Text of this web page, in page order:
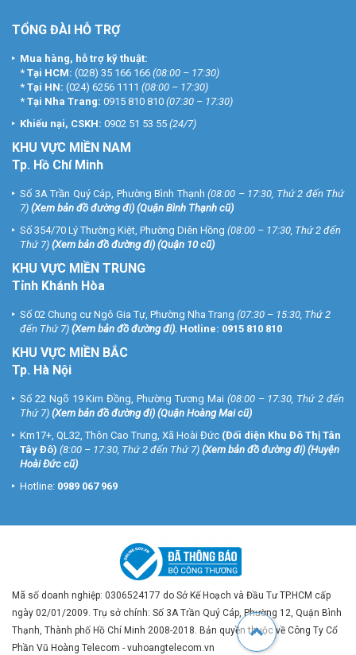
TỔNG ĐÀI HỖ TRỢ
Mua hàng, hỗ trợ kỹ thuật:
* Tại HCM: (028) 35 166 166 (08:00 – 17:30)
* Tại HN: (024) 6256 1111 (08:00 – 17:30)
* Tại Nha Trang: 0915 810 810 (07:30 – 17:30)
Khiếu nại, CSKH: 0902 51 53 55 (24/7)
KHU VỰC MIỀN NAM
Tp. Hồ Chí Minh
Số 3A Trần Quý Cáp, Phường Bình Thạnh (08:00 – 17:30, Thứ 2 đến Thứ
7) (Xem bản đồ đường đi) (Quận Bình Thạnh cũ)
Số 354/70 Lý Thường Kiệt, Phường Diên Hồng (08:00 – 17:30, Thứ 2 đến
Thứ 7) (Xem bản đồ đường đi) (Quận 10 cũ)
KHU VỰC MIỀN TRUNG
Tỉnh Khánh Hòa
Số 02 Chung cư Ngô Gia Tự, Phường Nha Trang (07:30 – 15:30, Thứ 2
đến Thứ 7) (Xem bản đồ đường đi). Hotline: 0915 810 810
KHU VỰC MIỀN BẮC
Tp. Hà Nội
Số 22 Ngõ 19 Kim Đồng, Phường Tương Mai (08:00 – 17:30, Thứ 2 đến
Thứ 7) (Xem bản đồ đường đi) (Quận Hoàng Mai cũ)
Km17+, QL32, Thôn Cao Trung, Xã Hoài Đức (Đối diện Khu Đô Thị Tân
Tây Đô) (8:00 – 17:30, Thứ 2 đến Thứ 7) (Xem bản đồ đường đi) (Huyện
Hoài Đức cũ)
Hotline: 0989 067 969
Mã số doanh nghiệp: 0306524177 do Sở Kế Hoạch và Đầu Tư TP.HCM cấp
ngày 02/01/2009. Trụ sở chính: Số 3A Trần Quý Cáp, Phường 12, Quận Bình
Thạnh, Thành phố Hồ Chí Minh 2008-2018. Bản quyền thuộc về Công Ty Cổ
Phần Vũ Hoàng Telecom - vuhoangtelecom.vn